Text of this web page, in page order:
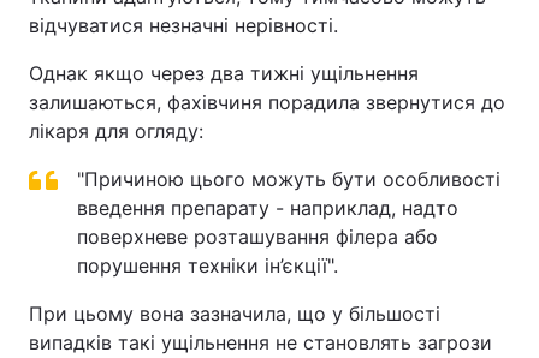
відчуватися незначні нерівності.
Однак якщо через два тижні ущільнення
залишаються, фахівчиня порадила звернутися до
лікаря для огляду:
"Причиною цього можуть бути особливості
введення препарату - наприклад, надто
поверхневе розташування філера або
порушення техніки ін’єкції".
При цьому вона зазначила, що у більшості
випадків такі ущільнення не становлять загрози